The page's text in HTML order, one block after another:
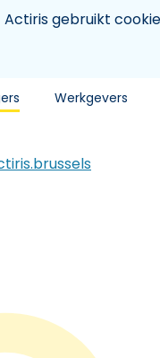
Actiris gebruikt
Werkgevers